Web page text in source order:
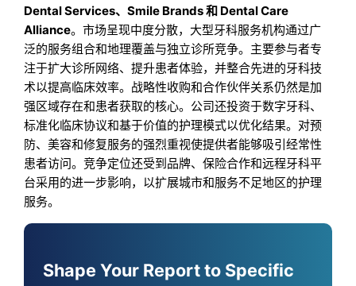
Dental Services、Smile Brands 和 Dental Care
Alliance。市场呈现中度分散，大型牙科服务机构通过广
泛的服务组合和地理覆盖与独立诊所竞争。主要参与者专
注于扩大诊所网络、提升患者体验，并整合先进的牙科技
术以提高临床效率。战略性收购和合作伙伴关系仍然是加
强区域存在和患者获取的核心。公司还投资于数字牙科、
标准化临床协议和基于价值的护理模式以优化结果。对预
防、美容和修复服务的强烈重视使提供者能够吸引经常性
患者访问。竞争定位还受到品牌、保险合作和远程牙科平
台采用的进一步影响，以扩展城市和服务不足地区的护理
服务。
Shape Your Report to Specific